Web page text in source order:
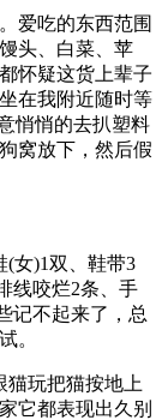
爱吃的东西范围
头、白菜、苹
怀疑这货上辈子
在我附近随时等
悄悄的去扒塑料
窝放下，然后假
(女)1双、鞋带3
线咬烂2条、手
记不起来了，总
。
猫玩把猫按地上
它都表现出久别